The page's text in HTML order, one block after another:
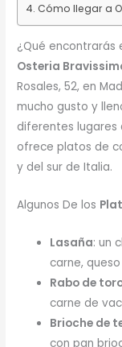
Cómo llegar a
¿Qué encontrarás
Osteria
Rosales, 52, en
mucho gusto y
diferentes lugares
ofrece platos de
y del sur de Italia.
Algunos De los
Lasaña: un
carne,
Rabo de
carne de
Brioche de
con pan